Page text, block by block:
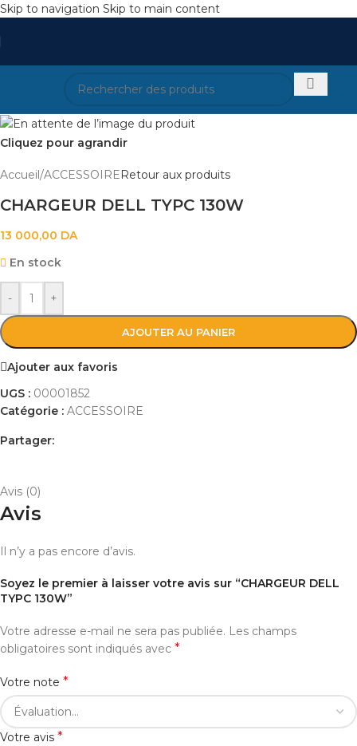
Skip to navigation Skip to main content
Cliquez pour agrandir
Accueil /ACCESSOIRE Retour aux produits
CHARGEUR DELL TYPC 130W
13 000,00 DA
En stock
- +
AJOUTER AU PANIER
Ajouter aux favoris
UGS : 00001852
Catégorie : ACCESSOIRE
Partager:
Avis (0)
Avis
Il n’y a pas encore d’avis.
Soyez le premier à laisser votre avis sur “CHARGEUR DELL
TYPC 130W”
Votre adresse e-mail ne sera pas publiée. Les champs
obligatoires sont indiqués avec *
Votre note *
Votre avis *